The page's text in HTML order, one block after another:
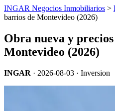
INGAR Negocios Inmobiliarios >
barrios de Montevideo (2026)
Obra nueva y
Montevideo (2026)
INGAR · 2026-08-03 · Inversion